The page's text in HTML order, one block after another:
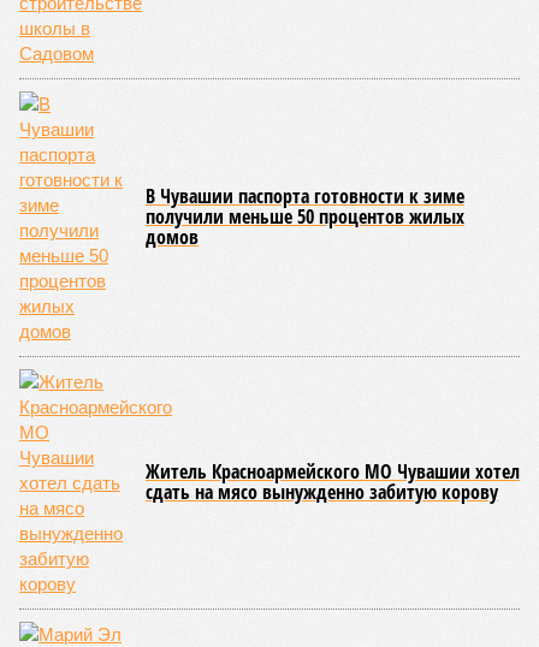
уходящее корнями в культуру чувашского народа. Схватка
проходит следующим образом: соперники располагаются
лицом друг к другу, при этом через пояс каждого из них
перекинуто специальное матерчатое полотенце;
удерживаясь за этот элемент экипировки, борцы вступают
в противоборство, основная задача которого заключается в
том, чтобы опрокинуть противника.
Современная версия чувашской национальной борьбы
была создана в 1990-х годах. С того периода дисциплина
переживает этап активного возрождения, сохраняя при
этом неразрывную связь с многовековыми народными
традициями.
В настоящее время керешу демонстрирует рост
популярности. В 2024 году в столице республики, городе
Чебоксары, на базе спортивной школы № 11 состоялось
торжественное открытие Республиканского центра
единоборств «Керешу». площадка имеет все необходимые
условия для полноценной подготовки спортсменов
высокого класса.
В том же году был проведён первый официальный
чемпионат по керешу, участие в котором приняли
сильнейшие борцы со всех районов Чувашии; турнир
наглядно продемонстрировал динамичный и зрелищный